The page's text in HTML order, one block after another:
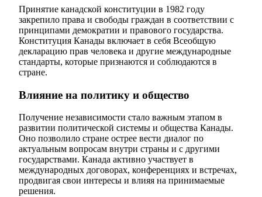
Принятие канадской конституции в 1982 году
закрепило права и свободы граждан в соответствии с
принципами демократии и правового государства.
Конституция Канады включает в себя Всеобщую
декларацию прав человека и другие международные
стандарты, которые признаются и соблюдаются в
стране.
Влияние на политику и общество
Получение независимости стало важным этапом в
развитии политической системы и общества Канады.
Оно позволило стране острее вести диалог по
актуальным вопросам внутри страны и с другими
государствами. Канада активно участвует в
международных договорах, конференциях и встречах,
продвигая свои интересы и влияя на принимаемые
решения.